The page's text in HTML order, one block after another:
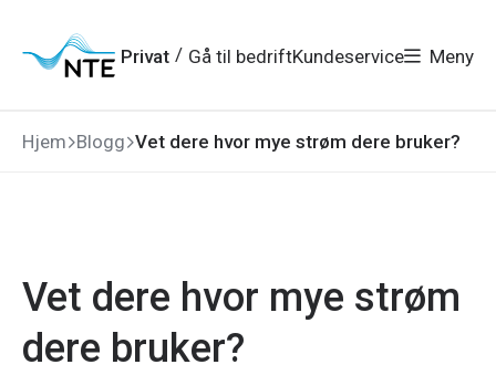
hovedmeny
søk
hovedinnhold
bunnområde
Privat / Gå til bedriftKundeservice Meny
Hjem Blogg Vet dere hvor mye strøm dere bruker?
Vet dere hvor mye strøm
dere bruker?